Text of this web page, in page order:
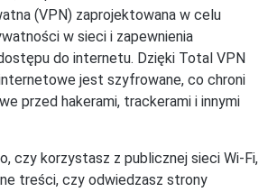
(VPN) zaprojektowana w celu
w sieci i zapewnienia
do internetu. Dzięki Total VPN
jest szyfrowane, co chroni
przed hakerami, trackerami i innymi
czy korzystasz z publicznej sieci Wi-Fi,
treści, czy odwiedzasz strony